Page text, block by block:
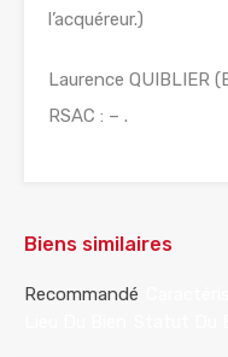
l’acquéreur.)
Laurence QUIBLIER
RSAC : – .
Biens similaires
Recommandé